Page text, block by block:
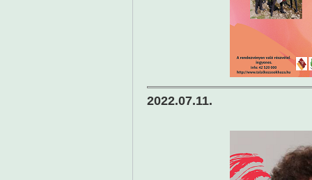
2022.07.11.